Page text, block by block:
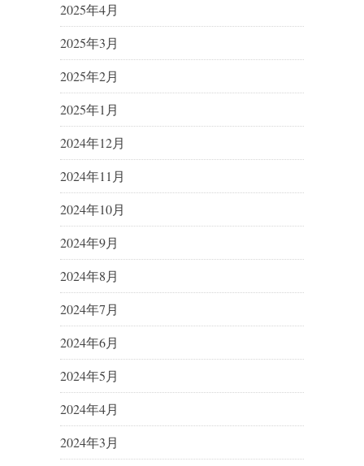
2025年4月
2025年3月
2025年2月
2025年1月
2024年12月
2024年11月
2024年10月
2024年9月
2024年8月
2024年7月
2024年6月
2024年5月
2024年4月
2024年3月